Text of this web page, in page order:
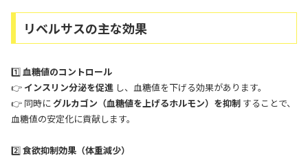
リベルサスの主な効果
1️⃣血糖値のコントロール
👉 インスリン分泌を促進 し、血糖値を下げる効果があります。
👉 同時にグルカゴン（血糖値を上げるホルモン）を抑制 することで、
血糖値の安定化に貢献します。
2️⃣食欲抑制効果（体重減少）